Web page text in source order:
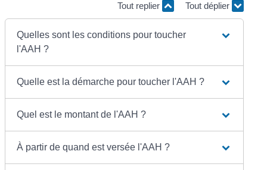
Tout replier Tout déplier
Quelles sont les conditions pour toucher
l'AAH ?
Quelle est la démarche pour toucher l'AAH ?
Quel est le montant de l'AAH ?
À partir de quand est versée l'AAH ?